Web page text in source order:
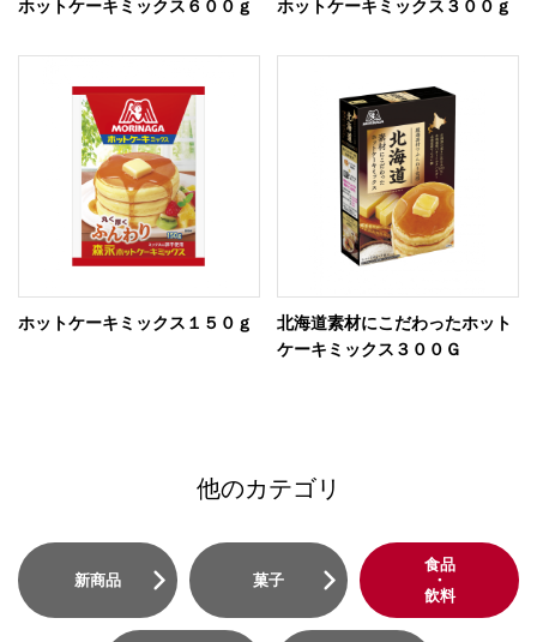
ホットケーキミックス６００ｇ ホットケーキミックス３００ｇ
ホットケーキミックス１５０ｇ
北海道素材にこだわったホット
ケーキミックス３００Ｇ
他のカテゴリ
新商品 菓子
食品
・
飲料